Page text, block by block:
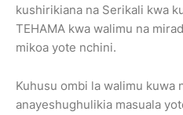
kushirikiana na Serikali kwa
TEHAMA kwa walimu na
mikoa yote nchini.
Kuhusu ombi la walimu kuwa
anayeshughulikia masuala